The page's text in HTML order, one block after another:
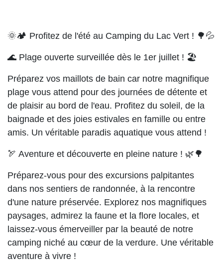
🌞🏕️ Profitez de l'été au Camping du Lac Vert ! 🌳💦
🌊 Plage ouverte surveillée dès le 1er juillet ! 🏖️
Préparez vos maillots de bain car notre magnifique
plage vous attend pour des journées de détente et
de plaisir au bord de l'eau. Profitez du soleil, de la
baignade et des joies estivales en famille ou entre
amis. Un véritable paradis aquatique vous attend !
🏹 Aventure et découverte en pleine nature ! 🌿🌳
Préparez-vous pour des excursions palpitantes
dans nos sentiers de randonnée, à la rencontre
d'une nature préservée. Explorez nos magnifiques
paysages, admirez la faune et la flore locales, et
laissez-vous émerveiller par la beauté de notre
camping niché au cœur de la verdure. Une véritable
aventure à vivre !